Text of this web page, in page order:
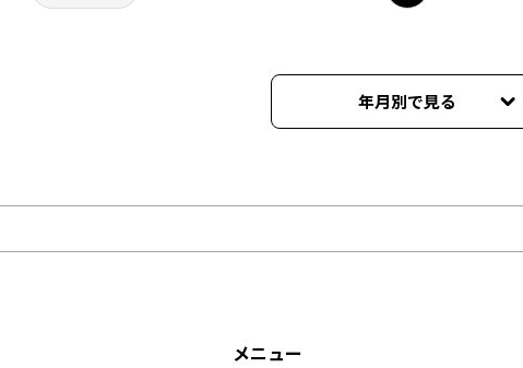
年月別で見る
メニュー